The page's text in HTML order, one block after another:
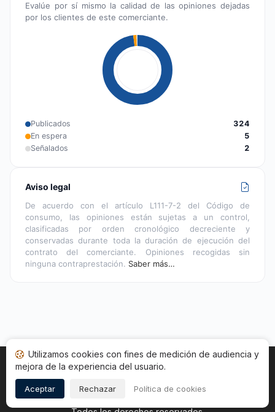
Evalúe por sí mismo la calidad de las opiniones dejadas
por los clientes de este comerciante.
Publicados
324
En espera
5
Señalados
2
Aviso legal
De acuerdo con el artículo L111-7-2 del Código de
consumo, las opiniones están sujetas a un control,
clasificadas por orden cronológico decreciente y
conservadas durante toda la duración de ejecución del
contrato del comerciante. Opiniones recogidas sin
ninguna contraprestación. Saber más…
Inicio Estado opiniones Categorías
Copyright © 2026
Utilizamos cookies con fines de medición de audiencia y
mejora de la experiencia del usuario.
Aceptar Rechazar Política de cookies